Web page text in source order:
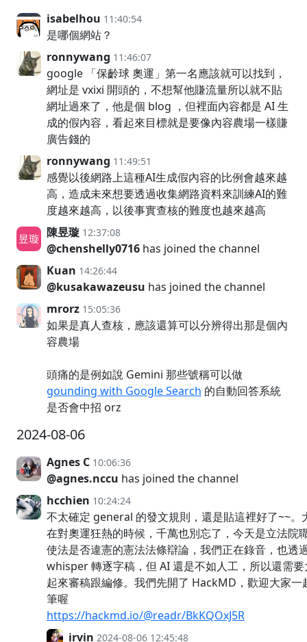
isabelhou 11:40:54
是哪個網站？
ronnywang 11:46:07
google 「保齡球 奧運」第一名應該就可以找到，
網址是 vxixi 開頭的，不想幫他賺流量所以就不貼
網址過來了，他是個 blog ，但裡面內容都是 AI 生
成的假內容，看起來目標就是要像內容農場一樣賺
廣告錢的
ronnywang 11:49:51
感覺以後網路上這種AI生成假內容的比例會越來越
高，造成未來想要透過收集網路資料來訓練AI的難
度越來越高，以後事實查核的難度也越來越高
陳昱璇 12:37:08
@chenshelly0716 has joined the channel
Kuan 14:26:44
@kusakawazeusu has joined the channel
mrorz 15:05:36
如果是真人查核，應該還算可以分辨得出那是個內
容農場
頭痛的是例如說 Gemini 那些號稱可以做
gounding with Google Search 的自動回答系統
是否會中招 orz
2024-08-06
Agnes C 10:06:36
@agnes.nccu has joined the channel
hcchien 10:24:24
不太確定 general 的發文規則，還是貼這裡好了~~。
在對奧運狂熱的時候，千萬也別忘了，今天是立法院
使法是否違憲的憲法法條辯論，我們正在錄音，也透
whisper 轉逐字稿，但 AI 還是不如人工，所以還需
起來審稿跟編修。我們先開了 HackMD，歡迎大家一
筆喔
https://hackmd.io/@readr/BkKQOxJ5R
irvin 2024-08-06 12:45:48